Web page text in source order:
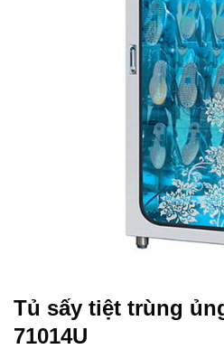
Tủ sấy tiệt trùng
71014U